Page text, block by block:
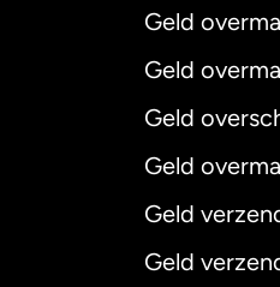
Geld
Geld
Geld
Geld
Geld
Geld